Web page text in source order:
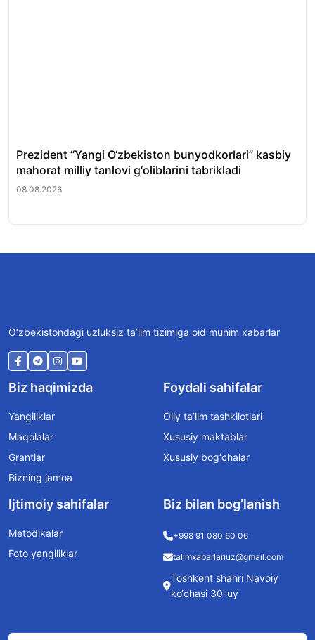
Prezident “Yangi O‘zbekiston bunyodkorlari” kasbiy
mahorat milliy tanlovi g‘oliblarini tabrikladi
08.08.2026
O‘zbekistondagi uzluksiz ta’lim tizimiga oid muhim xabarlar
Biz haqimizda
Yangiliklar
Maqolalar
Grantlar
Bizning jamoa
Foydali sahifalar
Oliy ta’lim tashkilotlari
Xususiy maktablar
Xususiy bog‘chalar
Ijtimoiy sahifalar
Metodikalar
Foto yangiliklar
Biz bilan bog’lanish
+998 91 080 60 06
talimxabarlariuz@gmail.com
Toshkent shahri Navoiy
ko‘chasi 30-uy